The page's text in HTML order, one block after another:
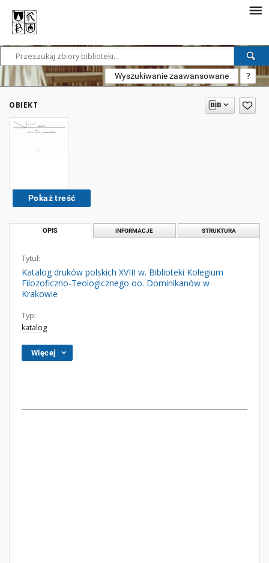
Wyszukiwanie zaawansowane ?
OBIEKT
Pokaż treść
OPIS INFORMACJE STRUKTURA
Tytuł:
Katalog druków polskich XVIII w. Biblioteki Kolegium
Filozoficzno-Teologicznego oo. Dominikanów w
Krakowie
Typ:
katalog
Więcej